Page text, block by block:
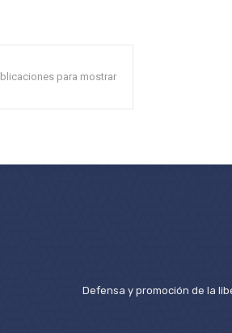
para mostrar
Defensa y promoción de la